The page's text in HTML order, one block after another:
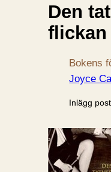
Den
flickan
Bokens
Joyce
Inlägg